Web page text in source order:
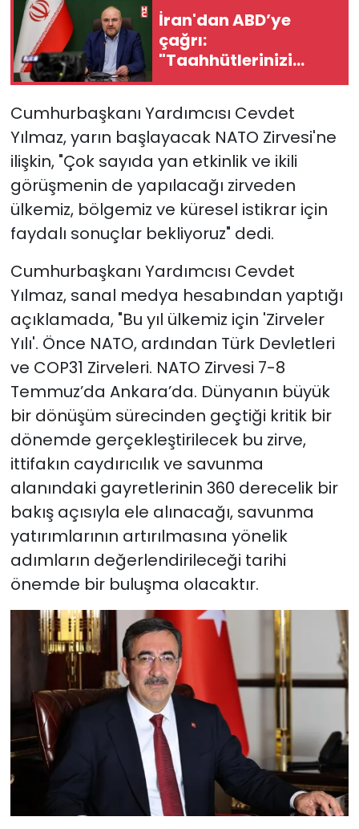
İran'dan ABD’ye
çağrı:
"Taahhütlerinizi
yerine getirin"
Cumhurbaşkanı Yardımcısı Cevdet
Yılmaz, yarın başlayacak NATO Zirvesi'ne
ilişkin, "Çok sayıda yan etkinlik ve ikili
görüşmenin de yapılacağı zirveden
ülkemiz, bölgemiz ve küresel istikrar için
faydalı sonuçlar bekliyoruz" dedi.
Cumhurbaşkanı Yardımcısı Cevdet
Yılmaz, sanal medya hesabından yaptığı
açıklamada, "Bu yıl ülkemiz için 'Zirveler
Yılı'. Önce NATO, ardından Türk Devletleri
ve COP31 Zirveleri. NATO Zirvesi 7-8
Temmuz’da Ankara’da. Dünyanın büyük
bir dönüşüm sürecinden geçtiği kritik bir
dönemde gerçekleştirilecek bu zirve,
ittifakın caydırıcılık ve savunma
alanındaki gayretlerinin 360 derecelik bir
bakış açısıyla ele alınacağı, savunma
yatırımlarının artırılmasına yönelik
adımların değerlendirileceği tarihi
önemde bir buluşma olacaktır.